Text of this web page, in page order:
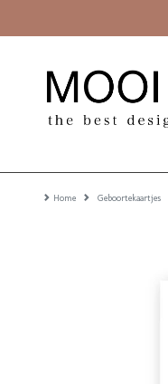
Home Geboortekaartjes